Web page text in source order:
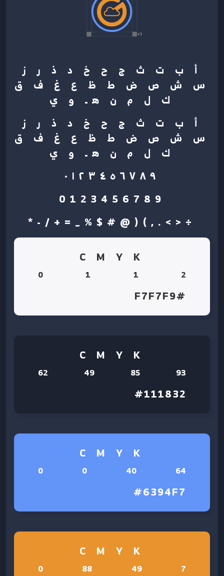
أ ب ت ث ج ح خ د ذ ر ز
س ش ص ض ط ظ ع غ ف ق
ك ل م ن هـ و ي
أ ب ت ث ج ح خ د ذ ر ز
س ش ص ض ط ظ ع غ ف ق
ك ل م ن هـ و ي
٠١٢٣٤٥٦٧٨٩
0123456789
÷<>.,)(@#$%_=+/-*
C M Y K
2
1
1
0
#F7F7F9
C M Y K
93
85
49
62
#111832
C M Y K
64
40
0
0
#6394F7
C M Y K
7
49
88
0